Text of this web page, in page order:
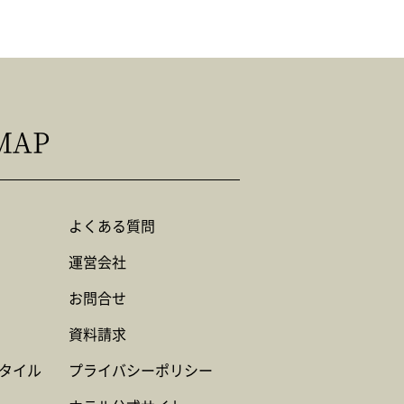
イル
よくある質問
運営会社
お問合せ
資料請求
プライバシーポリシー